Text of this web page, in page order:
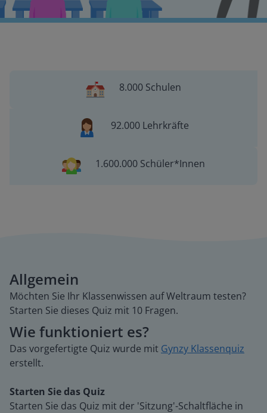
8.000 Schulen
92.000 Lehrkräfte
1.600.000 Schüler*Innen
Allgemein
Möchten Sie Ihr Klassenwissen auf Weltraum testen?
Starten Sie dieses Quiz mit 10 Fragen.
Wie funktioniert es?
Das vorgefertigte Quiz wurde mit Gynzy Klassenquiz
erstellt.
Starten Sie das Quiz
Starten Sie das Quiz mit der 'Sitzung'-Schaltfläche in